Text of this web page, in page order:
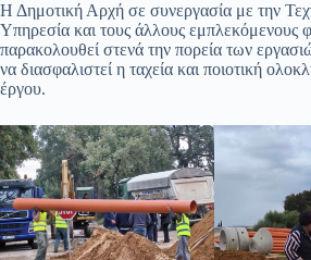
​Η Δημοτική Αρχή σε συνεργασία με την
Υπηρεσία και τους άλλους εμπλεκόμενους
παρακολουθεί στενά την πορεία των
να διασφαλιστεί η ταχεία και ποιοτική
έργου.